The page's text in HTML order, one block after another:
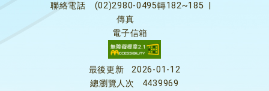
聯絡電話
(02)2980-0495轉182~185
傳真
電子信箱
最後更新
2026-01-12
總瀏覽人次
4439969